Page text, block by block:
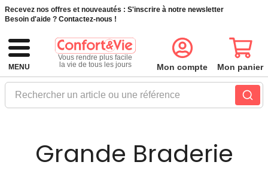
Recevez nos offres et nouveautés : S'inscrire à notre newsletter
Besoin d'aide ? Contactez-nous !
MENU
Vous rendre plus facile
la vie de tous les jours
Rechercher un article ou une référence
Mon compte Mon panier
Grande Braderie